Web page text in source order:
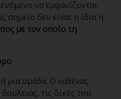
να εμφανίζονται
σημείο δεν είναι η ίδια η
με τον οποίο τη
μια ομάδα. Ο καθένας
τις δικές του